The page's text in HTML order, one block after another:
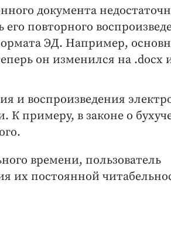
документа
повторного
ЭД. Например,
он изменился на .docx
и воспроизведения
К примеру, в законе о
времени, пользователь
их постоянной